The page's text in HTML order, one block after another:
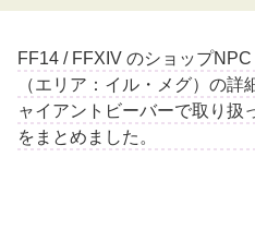
FF14 / FFXIV のショップ
（エリア：イル・メグ）の
ャイアントビーバーで取り扱
をまとめました。